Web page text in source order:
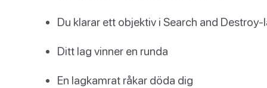
Du klarar ett objektiv i Search and
Ditt lag vinner en runda
En lagkamrat råkar döda dig